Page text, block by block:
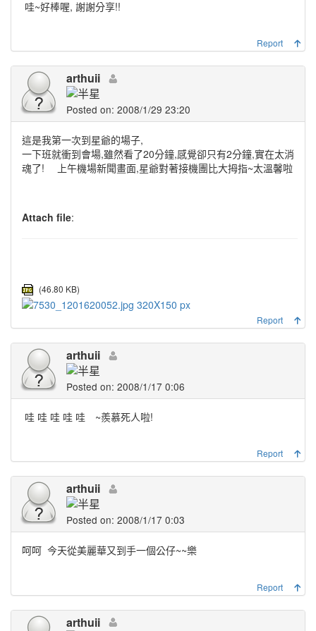
哇~好棒喔, 謝謝分享!!
Report
arthuii
Posted on: 2008/1/29 23:20
這是我第一次到星爺的場子,
一下班就衝到會場,雖然看了20分鐘,感覺卻只有2分鐘,實在太消
魂了!
上午機場新聞畫面,星爺對著接機團比大拇指~太溫馨啦
Attach file:
(46.80 KB)
Report
arthuii
Posted on: 2008/1/17 0:06
哇 哇 哇 哇 哇 ~羨慕死人啦!
Report
arthuii
Posted on: 2008/1/17 0:03
呵呵 今天從美麗華又到手一個公仔~~樂
Report
arthuii